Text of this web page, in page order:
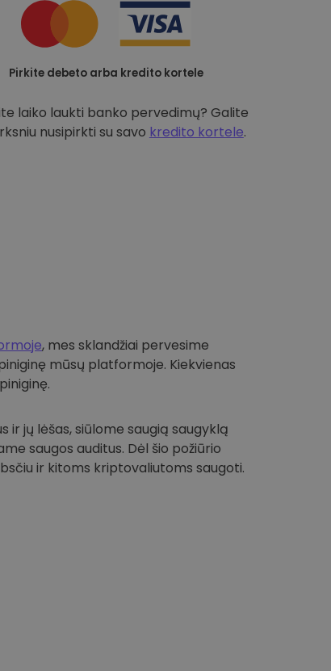
Pirkite debeto arba kredito kortele
laiko laukti banko pervedimų? Galite
nusipirkti su savo kredito kortele.
, mes sklandžiai pervesime
mūsų platformoje. Kiekvienas
ir jų lėšas, siūlome saugią saugyklą
saugos auditus. Dėl šio požiūrio
ir kitoms kriptovaliutoms saugoti.